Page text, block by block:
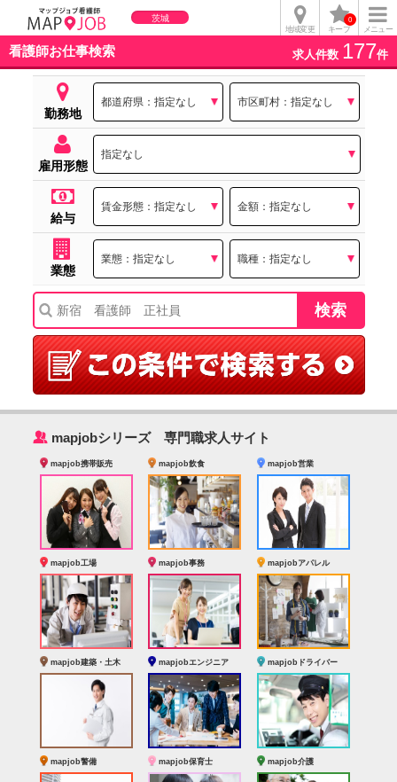
茨城
メニュー
キープ
0
地域変更
看護師お仕事検索 求人件数 177件
勤務地
雇用形態
給与
業態
‰ mapjobシリーズ 専門職求人サイト
mapjob携帯販売 mapjob飲食 mapjob営業
mapjob工場 mapjob事務 mapjobアパレル
mapjob建築・土木 mapjobエンジニア mapjobドライバー
mapjob警備 mapjob保育士 mapjob介護